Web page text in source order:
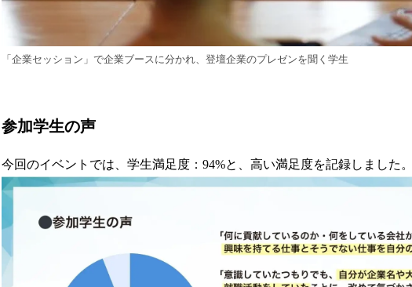
「企業セッション」で企業ブースに分かれ、登壇企業のプレゼンを聞く学生
参加学生の声
今回のイベントでは、学生満足度：94%と、高い満足度を記録しました。